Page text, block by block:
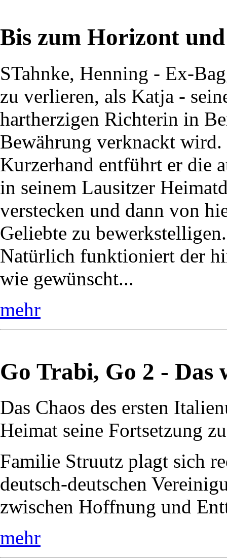
Bis zum Horizont
STahnke, Henning - Ex-
zu verlieren, als Katja -
hartherzigen Richterin in
Bewährung verknackt wird.
Kurzerhand entführt er die
in seinem Lausitzer
verstecken und dann von
Geliebte zu bewerkstelligen.
Natürlich funktioniert der
wie gewünscht...
mehr
Go Trabi, Go 2 - Das
Das Chaos des ersten
Heimat seine Fortsetzung
Familie Struutz plagt sich
deutsch-deutschen
zwischen Hoffnung und
mehr